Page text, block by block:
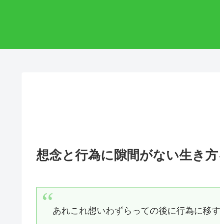
想念と行為に隙間がない生き
あれこれ想いわずらっての後に行為に移